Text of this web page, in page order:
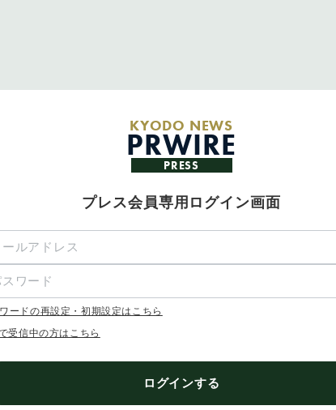
KYODO NEWS
PRWIRE
PRESS
プレス会員専用ログイン画面
ードの再設定・初期設定はこちら
受信中の方はこちら
ログインする